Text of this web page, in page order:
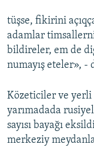
tüşse, fikirini
adamlar
bildireler, em de
numayış eteler», -
Közeticiler ve
yarımadada
sayısı bayağı
merkeziy